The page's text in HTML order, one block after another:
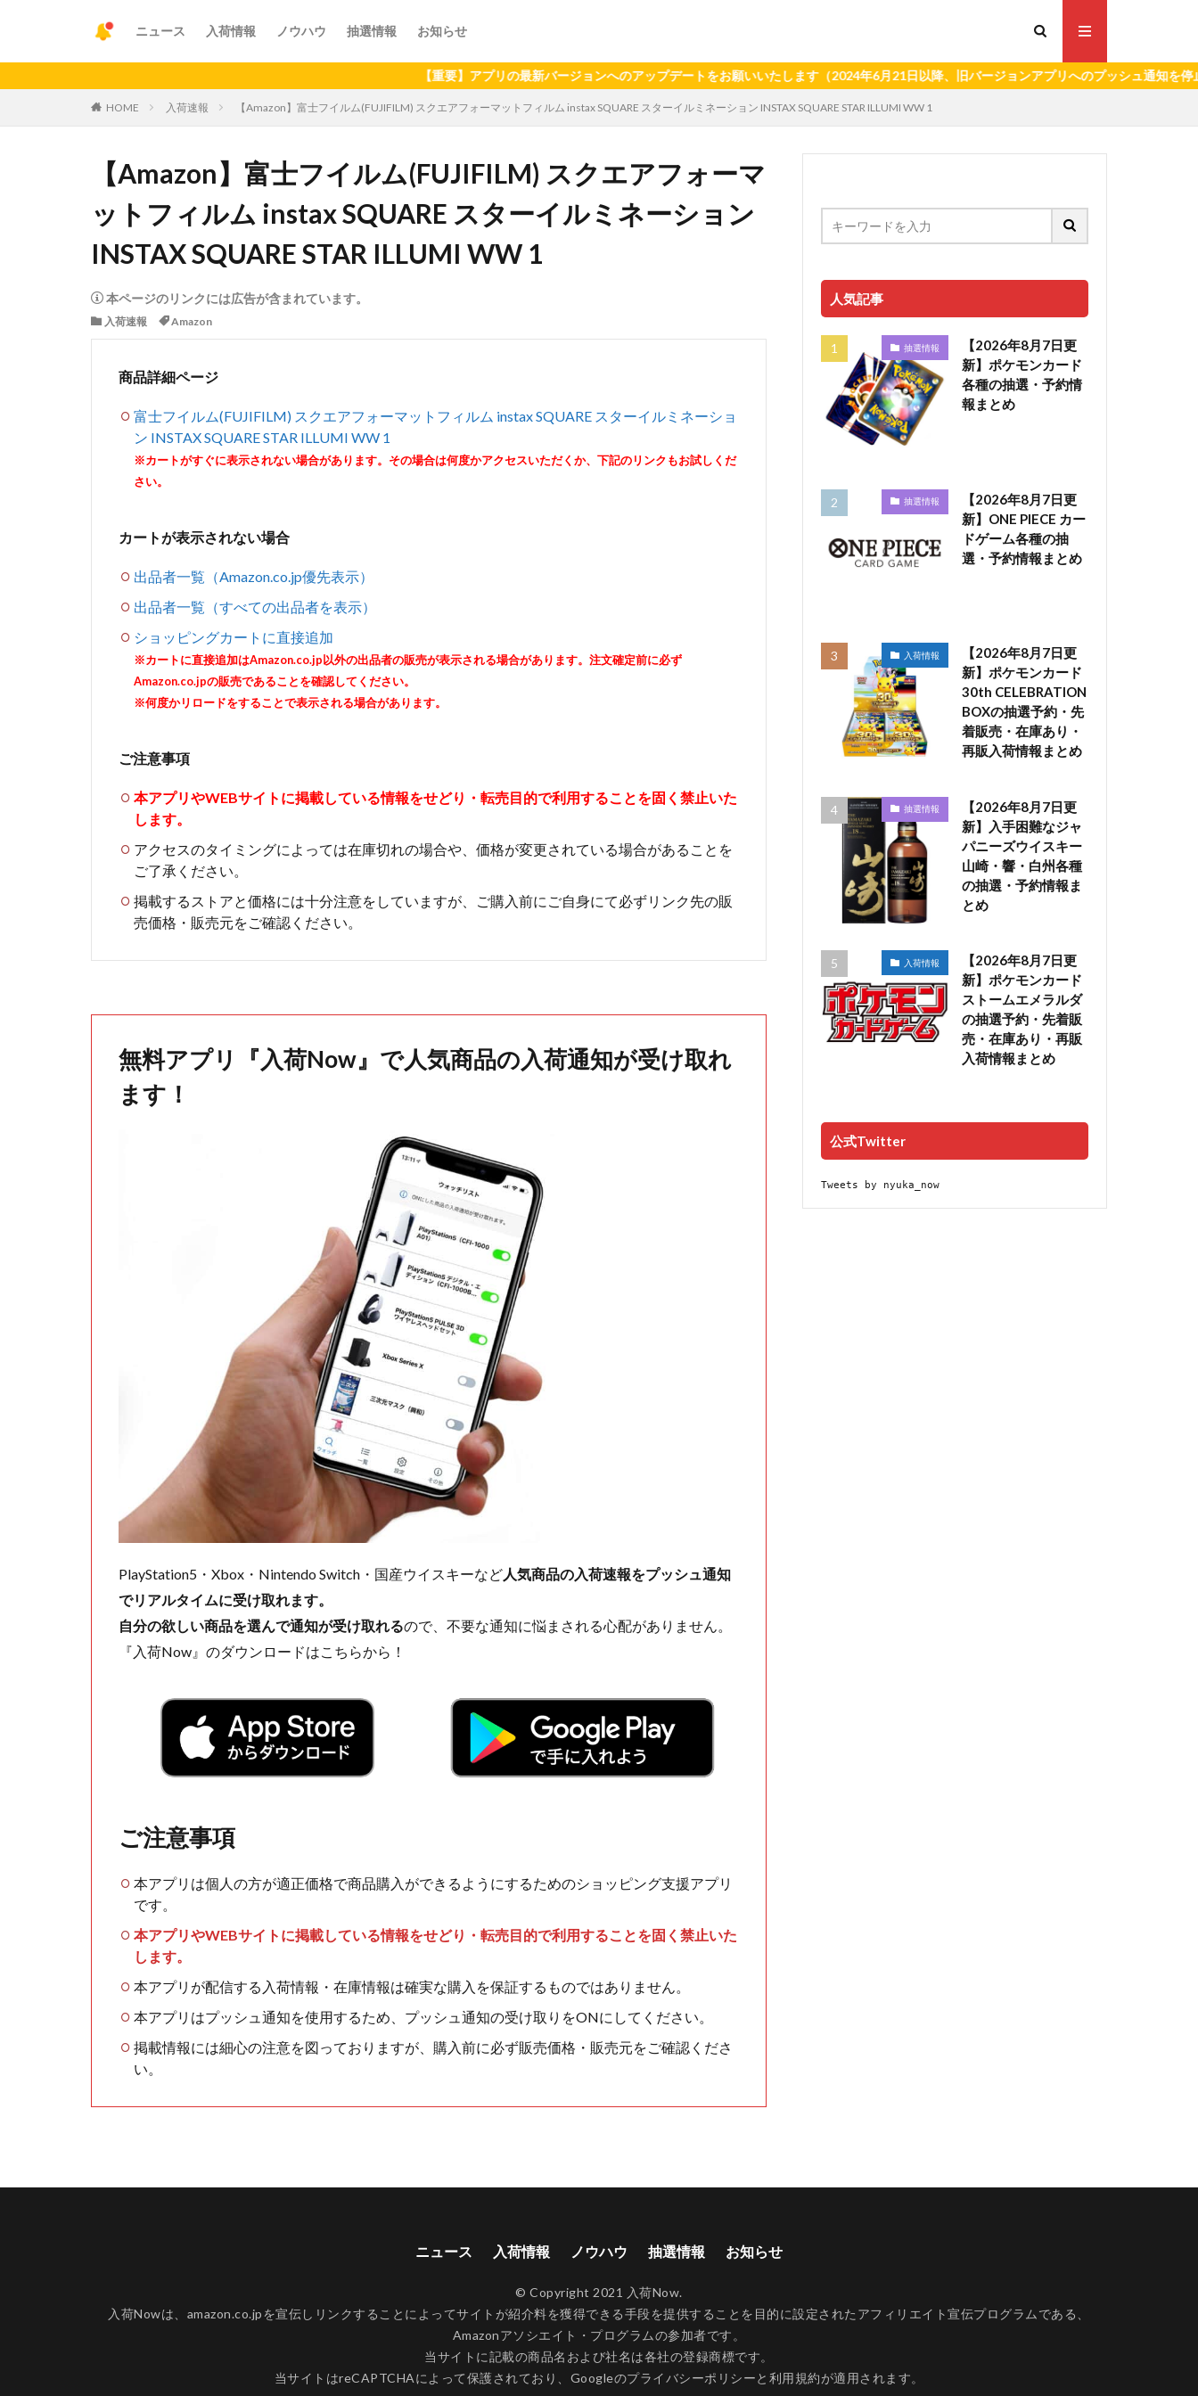
ニュース 入荷情報 ノウハウ 抽選情報 お知らせ
【重要】アプリの最新バージョンへのアップデートをお願いいたします（2024年6月21日以降、旧バージョンアプリへのプッシュ通知を停止いたしま
HOME 入荷速報 【Amazon】富士フイルム(FUJIFILM) スクエアフォーマットフィルム instax SQUARE スターイルミネーション INSTAX SQUARE STAR ILLUMI WW 1
【Amazon】富士フイルム(FUJIFILM) スクエアフォーマ
ットフィルム instax SQUARE スターイルミネーション
INSTAX SQUARE STAR ILLUMI WW 1
本ページのリンクには広告が含まれています。
入荷速報 Amazon
商品詳細ページ
富士フイルム(FUJIFILM) スクエアフォーマットフィルム instax SQUARE スターイルミネーショ
ン INSTAX SQUARE STAR ILLUMI WW 1
※カートがすぐに表示されない場合があります。その場合は何度かアクセスいただくか、下記のリンクもお試しくだ
さい。
カートが表示されない場合
出品者一覧（Amazon.co.jp優先表示）
出品者一覧（すべての出品者を表示）
ショッピングカートに直接追加
※カートに直接追加はAmazon.co.jp以外の出品者の販売が表示される場合があります。注文確定前に必ず
Amazon.co.jpの販売であることを確認してください。
※何度かリロードをすることで表示される場合があります。
ご注意事項
本アプリやWEBサイトに掲載している情報をせどり・転売目的で利用することを固く禁止いた
します。
アクセスのタイミングによっては在庫切れの場合や、価格が変更されている場合があることを
ご了承ください。
掲載するストアと価格には十分注意をしていますが、ご購入前にご自身にて必ずリンク先の販
売価格・販売元をご確認ください。
無料アプリ『入荷Now』で人気商品の入荷通知が受け取れ
ます！
PlayStation5・Xbox・Nintendo Switch・国産ウイスキーなど人気商品の入荷速報をプッシュ通知
でリアルタイムに受け取れます。
自分の欲しい商品を選んで通知が受け取れるので、不要な通知に悩まされる心配がありません。
『入荷Now』のダウンロードはこちらから！
ご注意事項
本アプリは個人の方が適正価格で商品購入ができるようにするためのショッピング支援アプリ
です。
本アプリやWEBサイトに掲載している情報をせどり・転売目的で利用することを固く禁止いた
します。
本アプリが配信する入荷情報・在庫情報は確実な購入を保証するものではありません。
本アプリはプッシュ通知を使用するため、プッシュ通知の受け取りをONにしてください。
掲載情報には細心の注意を図っておりますが、購入前に必ず販売価格・販売元をご確認くださ
い。
人気記事
抽選情報
【2026年8月7日更
新】ポケモンカード
各種の抽選・予約情
報まとめ
抽選情報
【2026年8月7日更
新】ONE PIECE カー
ドゲーム各種の抽
選・予約情報まとめ
入荷情報
【2026年8月7日更
新】ポケモンカード
30th CELEBRATION
BOXの抽選予約・先
着販売・在庫あり・
再販入荷情報まとめ
抽選情報
【2026年8月7日更
新】入手困難なジャ
パニーズウイスキー
山崎・響・白州各種
の抽選・予約情報ま
とめ
入荷情報
【2026年8月7日更
新】ポケモンカード
ストームエメラルダ
の抽選予約・先着販
売・在庫あり・再販
入荷情報まとめ
公式Twitter
Tweets by nyuka_now
ニュース 入荷情報 ノウハウ 抽選情報 お知らせ
© Copyright 2021 入荷Now.
入荷Nowは、amazon.co.jpを宣伝しリンクすることによってサイトが紹介料を獲得できる手段を提供することを目的に設定されたアフィリエイト宣伝プログラムである、
Amazonアソシエイト・プログラムの参加者です。
当サイトに記載の商品名および社名は各社の登録商標です。
当サイトはreCAPTCHAによって保護されており、Googleのプライバシーポリシーと 利用規約が適用されます。